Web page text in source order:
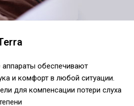
обеспечивают
и комфорт в любой ситуации.
для компенсации потери слуха